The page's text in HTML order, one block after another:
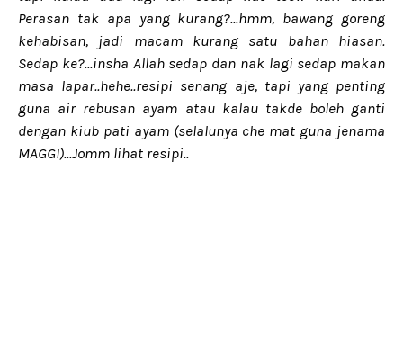
Perasan tak apa yang kurang?...hmm, bawang goreng
kehabisan, jadi macam kurang satu bahan hiasan.
Sedap ke?...insha Allah sedap dan nak lagi sedap makan
masa lapar..hehe..resipi senang aje, tapi yang penting
guna air rebusan ayam atau kalau takde boleh ganti
dengan kiub pati ayam (selalunya che mat guna jenama
MAGGI)...Jomm lihat resipi..